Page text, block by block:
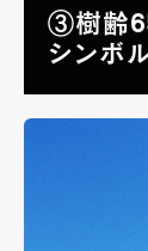
③樹齢
シンボ